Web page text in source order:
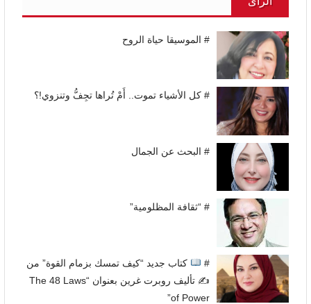
# الموسيقا حياة الروح
# كل الأشياء تموت.. أَمْ تُراها تجِفُّ وتنزوي!؟
# البحث عن الجمال
# “ثقافة المظلومية”
#
كتاب جديد “كيف تمسك بزمام القوة” من
✍
تأليف روبرت غرين بعنوان “The 48 Laws
of Power”